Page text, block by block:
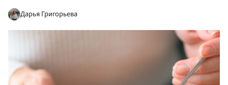
Дарья Григорьева